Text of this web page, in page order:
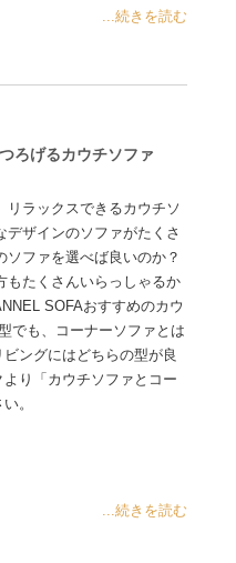
...続きを読む
ろげるカウチソファ
リラックスできるカウチソ
デザインのソファがたくさ
ソファを選べば良いのか？
もたくさんいらっしゃるか
SOFAおすすめのカウ
でも、コーナーソファとは
ングにはどちらの型が良
り「カウチソファとコー
。
...続きを読む